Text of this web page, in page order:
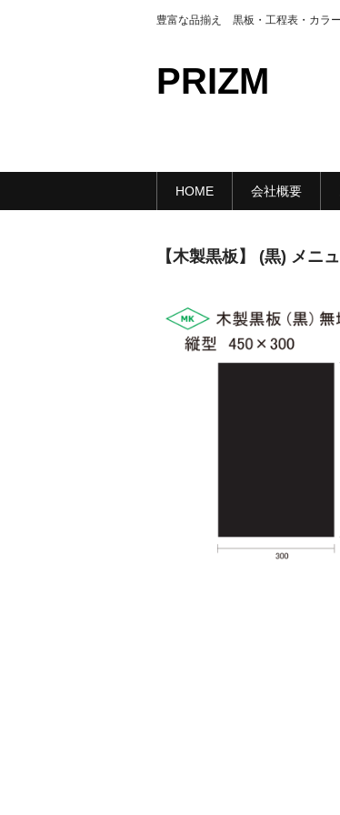
豊富な品揃え 黒板・工程表・カラ
PRIZM
HOME 会社概要
【木製黒板】 (黒) メニ